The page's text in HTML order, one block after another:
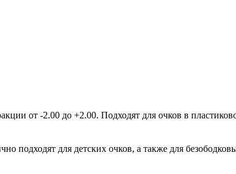
от -2.00 до +2.00. Подходят для очков в
подходят для детских очков, а также для